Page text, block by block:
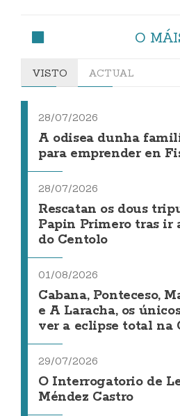
O
VISTO ACTUAL
28/07/2026
A odisea dunha
para emprender en
28/07/2026
Rescatan os dous
Papin Primero tras ir
do Centolo
01/08/2026
Cabana, Ponteceso,
e A Laracha, os
ver a eclipse total na
29/07/2026
O Interrogatorio de
Méndez Castro